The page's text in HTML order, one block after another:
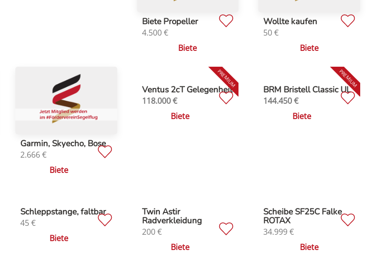
Biete Propeller
4.500 €
Biete
Wollte kaufen
50€
Biete
Garmin, Skyecho, Bose
2.666€
Biete
Ventus 2cT Gelegenheit
118.000 €
Biete
BRM Bristell Classic UL
144.450€
Biete
Schleppstange, faltbar
45€
Biete
Twin Astir
Radverkleidung
200 €
Biete
Scheibe SF25C Falke
ROTAX
34.999€
Biete